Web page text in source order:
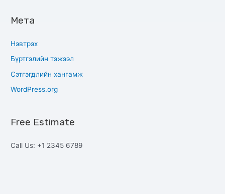
Мета
Нэвтрэх
Бүртгэлийн тэжээл
Сэтгэгдлийн хангамж
WordPress.org
Free Estimate
Call Us: +1 2345 6789